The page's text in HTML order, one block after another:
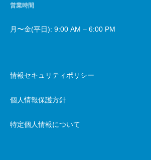
営業時間
月〜金(平日): 9:00 AM – 6:00 PM
情報セキュリティポリシー
個人情報保護方針
特定個人情報について